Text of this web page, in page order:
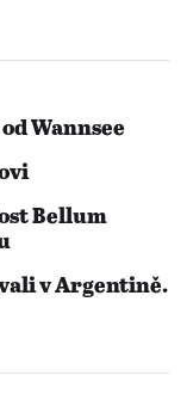
Wannsee
Bellum
v Argentině.